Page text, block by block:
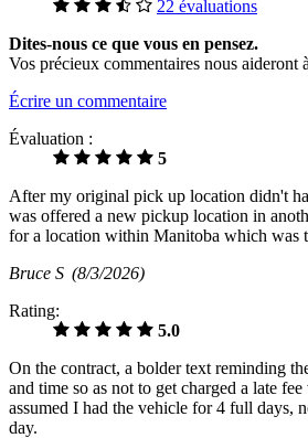
22 évaluations
Dites-nous ce que vous en pensez.
Vos précieux commentaires nous aideront
Écrire un commentaire
Évaluation :
5
After my original pick up location didn't
was offered a new pickup location in
for a location within Manitoba which was
Bruce S (8/3/2026)
Rating:
5.0
On the contract, a bolder text reminding
and time so as not to get charged a late
assumed I had the vehicle for 4 full days,
day.